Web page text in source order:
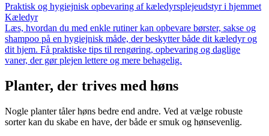
Praktisk og hygiejnisk opbevaring af kæledyrsplejeudstyr i hjemmet
Kæledyr
Læs, hvordan du med enkle rutiner kan opbevare børster, sakse og
shampoo på en hygiejnisk måde, der beskytter både dit kæledyr og
dit hjem. Få praktiske tips til rengøring, opbevaring og daglige
vaner, der gør plejen lettere og mere behagelig.
Planter, der trives med høns
Nogle planter tåler høns bedre end andre. Ved at vælge robuste
sorter kan du skabe en have, der både er smuk og hønsevenlig.